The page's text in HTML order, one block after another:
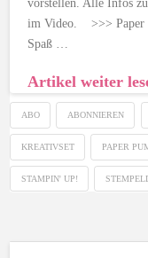
vorstellen. Alle Infos
im Video. >>>
Spaß …
Artikel weiter
ABO ABONNIEREN
KREATIVSET PAPER
STAMPIN' UP!